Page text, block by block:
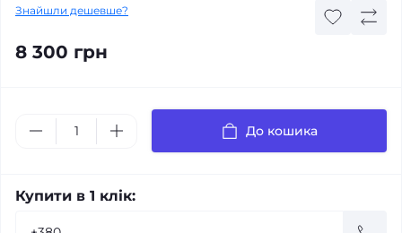
Знайшли дешевше?
8 300 грн
До кошика
Купити в 1 клік: